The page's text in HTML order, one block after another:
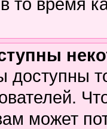
может